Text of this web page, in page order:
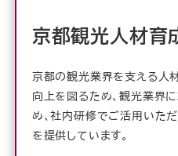
京都観光人材育
京都の観光業界を支える人
向上を図るため、観光業界
め、社内研修でご活用いた
を提供しています。